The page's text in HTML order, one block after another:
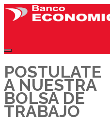
POSTULATE
A NUESTRA
BOLSA DE
TRABAJO